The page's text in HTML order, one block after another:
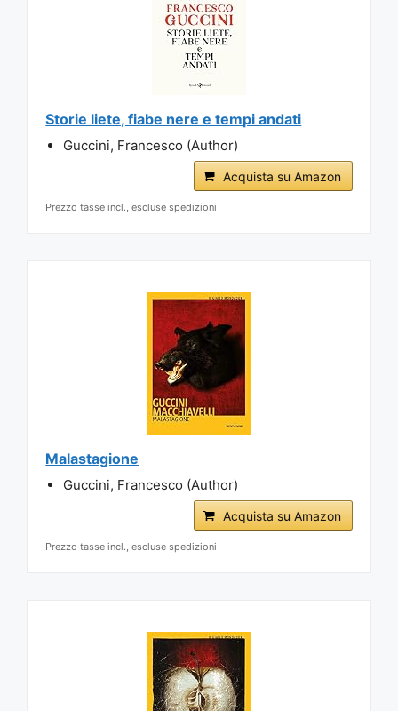
Storie liete, fiabe nere e tempi andati
Guccini, Francesco (Author)
Acquista su Amazon
Prezzo tasse incl., escluse spedizioni
Malastagione
Guccini, Francesco (Author)
Acquista su Amazon
Prezzo tasse incl., escluse spedizioni